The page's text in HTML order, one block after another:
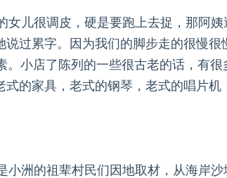
儿很调皮，硬是要跑上去捉，那阿
过累字。因为我们的脚步走的很慢
小店了陈列的一些很古老的话，有
的家具，老式的钢琴，老式的唱片
洲的祖辈村民们因地取材，从海岸